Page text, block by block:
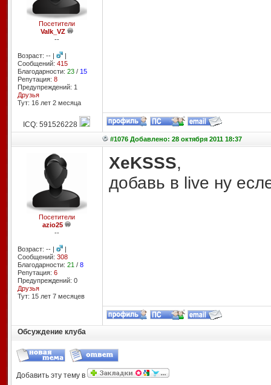
Посетители
Valk_VZ
--
Возраст: -- |
|
Сообщений: 415
Благодарности: 23/ 15
Репутация: 8
Предупреждений: 1
Друзья
Тут: 16 лет 2 месяцa
ICQ: 591526228
#1076 Добавлено: 28 октября 2011 18:37
Посетители
azio25
--
Возраст: -- |
|
Сообщений: 308
Благодарности: 21 / 8
Репутация: 6
Предупреждений: 0
Друзья
Тут: 15 лет 7 месяцев
XeKSSS,
добавь в live ну
Обсуждение клуба
Добавить эту тему в